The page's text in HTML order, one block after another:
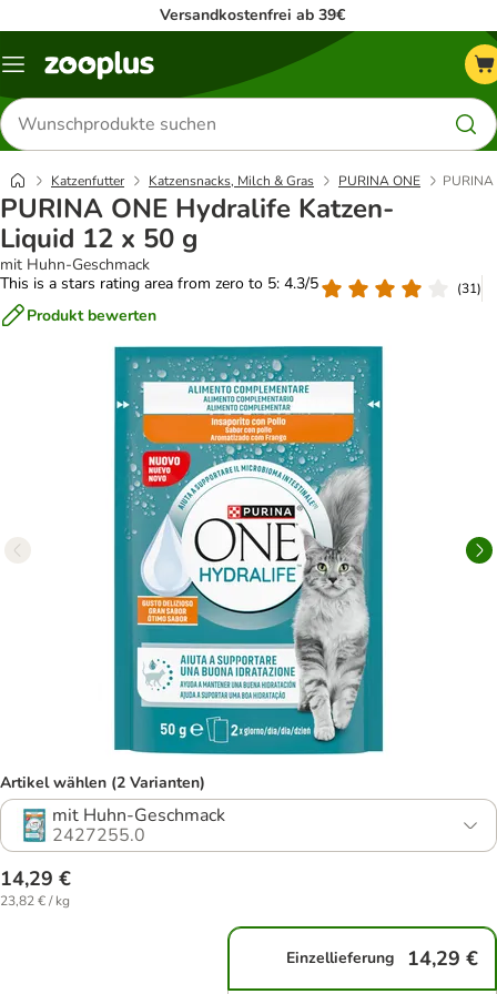
Versandkostenfrei ab 39€
Menü
Produkte
suchen
Katzenfutter Katzensnacks, Milch & Gras PURINA ONE
PURINA ONE Hydralife Katzen-
Liquid 12 x 50 g
mit Huhn-Geschmack
This is a stars rating area from zero to 5: 4.3/5
(31)
Produkt bewerten
Artikel wählen (2 Varianten)
mit Huhn-Geschmack
2427255.0
14,29 €
23,82 € / kg
Einzellieferung 14,29 €